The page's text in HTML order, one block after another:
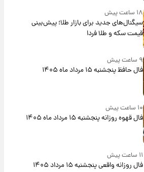
۱۸ ساعت پیش
سیگنال‌های جدید برای بازار طلا؛ پیش‌بینی
قیمت سکه و طلا فردا
۹ ساعت پیش
فال حافظ پنجشنبه ۱۵ مرداد ماه ۱۴۰۵
۱۰ ساعت پیش
فال قهوه روزانه پنجشنبه ۱۵ مرداد ماه ۱۴۰۵
۱۱ ساعت پیش
فال روزانه واقعی پنجشنبه ۱۵ مرداد ۱۴۰۵